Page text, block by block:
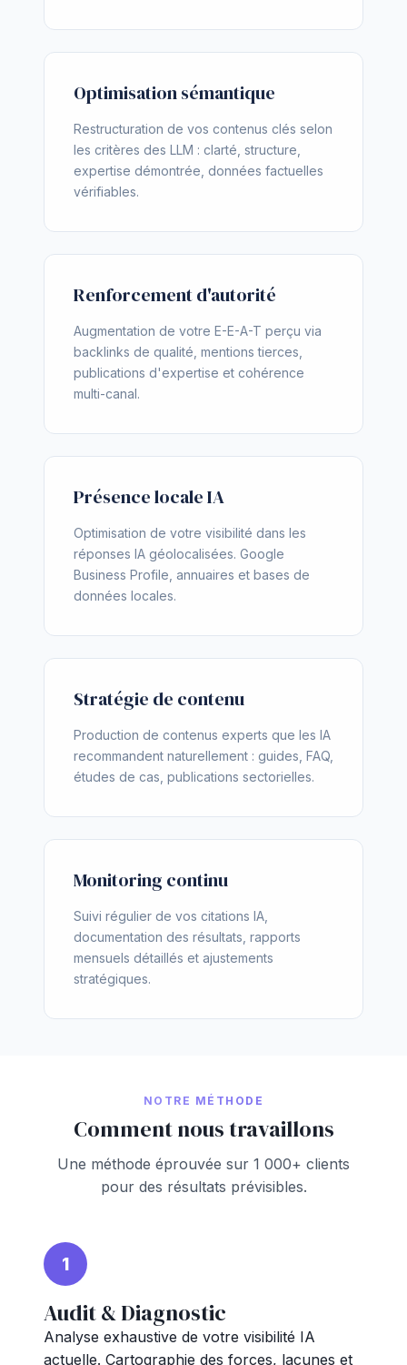
Optimisation sémantique
Restructuration de vos contenus clés selon
les critères des LLM : clarté, structure,
expertise démontrée, données factuelles
vérifiables.
Renforcement d'autorité
Augmentation de votre E-E-A-T perçu via
backlinks de qualité, mentions tierces,
publications d'expertise et cohérence
multi-canal.
Présence locale IA
Optimisation de votre visibilité dans les
réponses IA géolocalisées. Google
Business Profile, annuaires et bases de
données locales.
Stratégie de contenu
Production de contenus experts que les IA
recommandent naturellement : guides, FAQ,
études de cas, publications sectorielles.
Monitoring continu
Suivi régulier de vos citations IA,
documentation des résultats, rapports
mensuels détaillés et ajustements
stratégiques.
NOTRE MÉTHODE
Comment nous travaillons
Une méthode éprouvée sur 1 000+ clients
pour des résultats prévisibles.
1
Audit & Diagnostic
Analyse exhaustive de votre visibilité IA
actuelle. Cartographie des forces, lacunes et